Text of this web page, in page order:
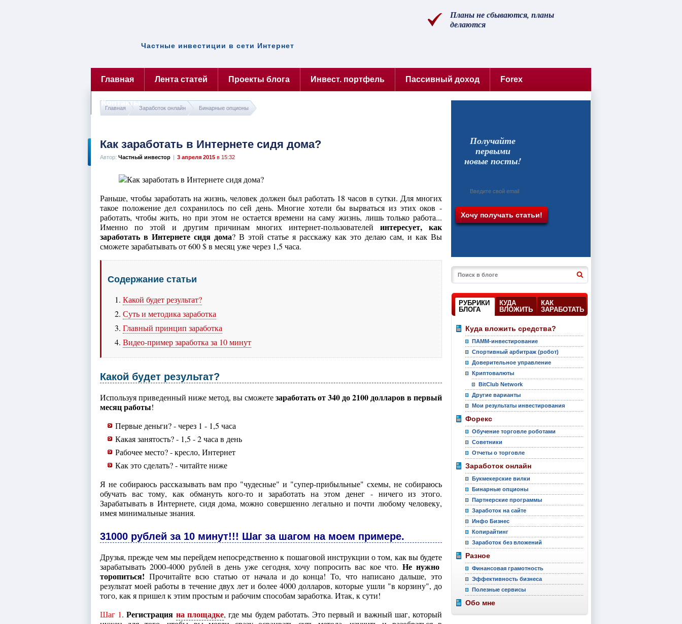
Частные инвестиции в сети Интернет
Планы не сбываются, планы
делаются
Главная Лента статей Проекты блога Инвест. портфель Пассивный доход Forex
Контакты
Главная Заработок онлайн Бинарные опционы
Как заработать в Интернете сидя дома?
Автор: Частный инвестор | 3 апреля 2015 в 15:32
Раньше, чтобы заработать на жизнь, человек должен был работать 18 часов в сутки. Для многих
такое положение дел сохранилось по сей день. Многие хотели бы вырваться из этих оков -
работать, чтобы жить, но при этом не остается времени на саму жизнь, лишь только работа...
Именно по этой и другим причинам многих интернет-пользователейинтересует, как
заработать в Интернете сидя дома? В этой статье я расскажу как это делаю сам, и как Вы
сможете зарабатывать от 600 $ в месяц уже через 1,5 часа.
Содержание статьи
Какой будет результат?
Суть и методика заработка
Главный принцип заработка
Видео-пример заработка за 10 минут
Какой будет результат?
Используя приведенный ниже метод, вы сможетезаработать от 340 до 2100 долларов в первый
месяц работы!
Первые деньги? - через 1 - 1,5 часа
Какая занятость? - 1,5 - 2 часа в день
Рабочее место? - кресло, Интернет
Как это сделать? - читайте ниже
Я не собираюсь рассказывать вам про "чудесные" и "супер-прибыльные" схемы, не собираюсь
обучать вас тому, как обмануть кого-то и заработать на этом денег - ничего из этого.
Зарабатывать в Интернете, сидя дома, можно совершенно легально и почти любому человеку,
имея минимальные знания.
31000 рублей за 10 минут!!! Шаг за шагом на моем примере.
Друзья, прежде чем мы перейдем непосредственно к пошаговой инструкции о том, как вы будете
зарабатывать 2000-4000 рублей в день уже сегодня, хочу попросить вас кое что.Не нужно
торопиться! Прочитайте всю статью от начала и до конца! То, что написано дальше, это
результат моей работы в течение двух лет и более 4000 долларов, которые ушли "в корзину", до
того, как я пришел к этим простым и рабочим способам заработка. Итак, к сути!
Шаг 1.Регистрация на площадке, где мы будем работать. Это первый и важный шаг, который
Получайте
первыми
новые посты!
РУБРИКИ
БЛОГА
КУДА
ВЛОЖИТЬ
КАК
ЗАРАБОТАТЬ
Куда вложить средства?
ПАММ-инвестирование
Спортивный арбитраж (робот)
Доверительное управление
Криптовалюты
BitClub Network
Другие варианты
Мои результаты инвестирования
Форекс
Обучение торговле роботами
Советники
Отчеты о торговле
Заработок онлайн
Букмекерские вилки
Бинарные опционы
Партнерские программы
Заработок на сайте
Инфо Бизнес
Копирайтинг
Заработок без вложений
Разное
Финансовая грамотность
Эффективность бизнеса
Полезные сервисы
Обо мне